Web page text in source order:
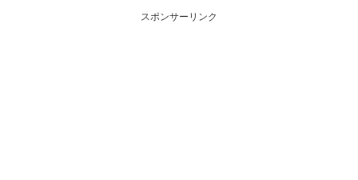
スポンサーリンク